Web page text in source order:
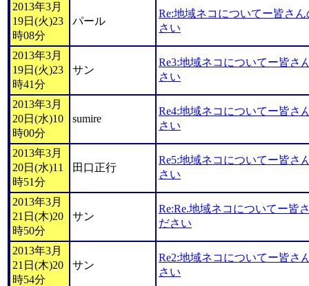
2013年3月
19日(火)23
時08分
パール
Re:地域ネコについてー皆さ
さい
2013年3月
19日(火)23
時41分
サン
Re3:地域ネコについてー皆さ
さい
2013年3月
20日(水)10
時00分
sumire
Re4:地域ネコについてー皆さ
さい
2013年3月
20日(水)11
時51分
田口正行
Re5:地域ネコについてー皆さ
さい
2013年3月
21日(木)20
時50分
サン
Re:Re.地域ネコについてー皆
ださい
2013年3月
21日(木)20
時54分
サン
Re2:地域ネコについてー皆さ
さい